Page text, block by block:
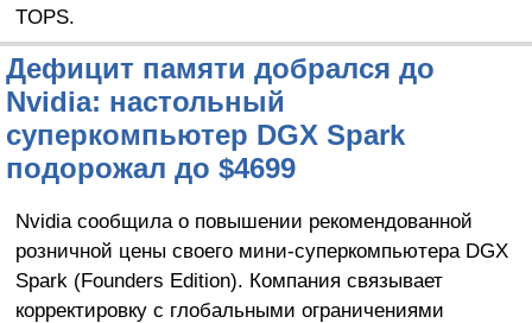
TOPS.
Дефицит памяти добрался до
Nvidia: настольный
суперкомпьютер DGX Spark
подорожал до $4699
Nvidia сообщила о повышении рекомендованной
розничной цены своего мини-суперкомпьютера DGX
Spark (Founders Edition). Компания связывает
корректировку с глобальными ограничениями